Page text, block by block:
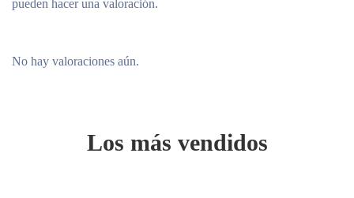
No hay valoraciones aún.
pueden hacer una valoración.
Los más vendidos